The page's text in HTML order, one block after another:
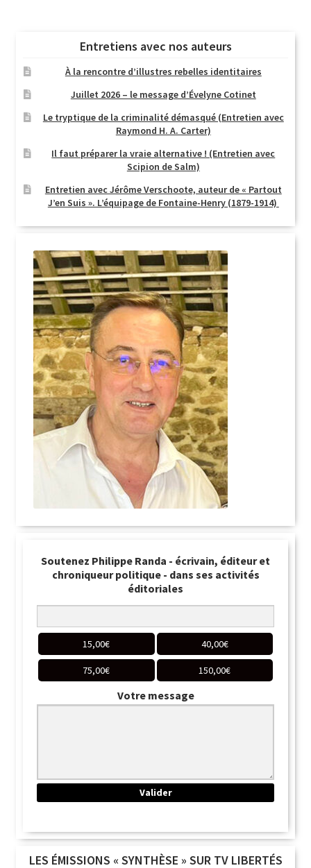
Entretiens avec nos auteurs
À la rencontre d’illustres rebelles identitaires
Juillet 2026 – le message d’Évelyne Cotinet
Le tryptique de la criminalité démasqué (Entretien avec
Raymond H. A. Carter)
Il faut préparer la vraie alternative ! (Entretien avec
Scipion de Salm)
Entretien avec Jérôme Verschoote, auteur de « Partout
J’en Suis ». L’équipage de Fontaine-Henry (1879-1914)
Soutenez Philippe Randa - écrivain, éditeur et
chroniqueur politique - dans ses activités
éditoriales
15,00€ 40,00€
75,00€ 150,00€
Votre message
LES ÉMISSIONS « SYNTHÈSE » SUR TV LIBERTÉS